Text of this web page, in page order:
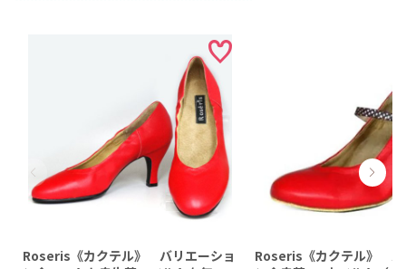
（現在はご来店が出来ない事務所のみとなっております。）
後日、動画を横浜・元町で撮らせて頂きました。
それが上に掲載した動画です。
ブルーのお洋服に赤い靴がアクセントで、とてもお似合いでした。
Roseris《カクテル》 バリエーショ
Roseris《カクテル》 バ